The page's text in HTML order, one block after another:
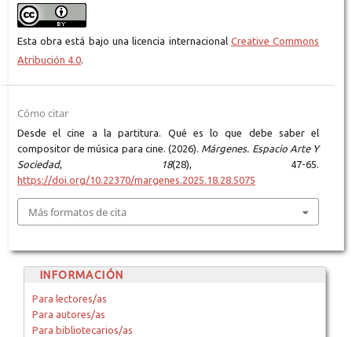
Esta obra está bajo una licencia internacional Creative Commons
Atribución 4.0.
Cómo citar
Desde el cine a la partitura. Qué es lo que debe saber el
compositor de música para cine. (2026). Márgenes. Espacio Arte Y
Sociedad, 18(28), 47-65.
https://doi.org/10.22370/margenes.2025.18.28.5075
Más formatos de cita
INFORMACIÓN
Para lectores/as
Para autores/as
Para bibliotecarios/as